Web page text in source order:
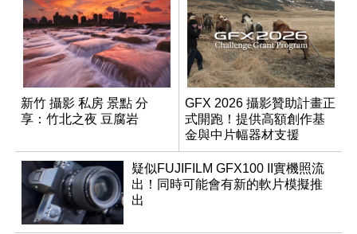
新竹 攝影 私房 景點 分
享：竹北之夜 豆腐岩
GFX 2026 攝影贊助計畫正
式開跑！提供高額創作基
金與中片幅器材支援
疑似FUJIFILM GFX100 II實機照流
出！同時可能會有新的軟片模擬推
出